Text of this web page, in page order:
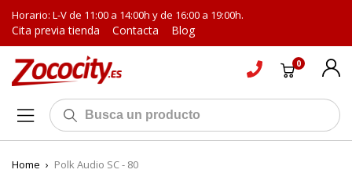
Horario: L-V de 11:00 a 14:00h y de 16:00 a 19:00h.
Cita previa tienda Contacta Blog
0
Home › Polk Audio SC - 80